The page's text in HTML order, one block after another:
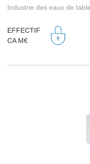
Industrie des eaux de
EFFECTIF
CA M€